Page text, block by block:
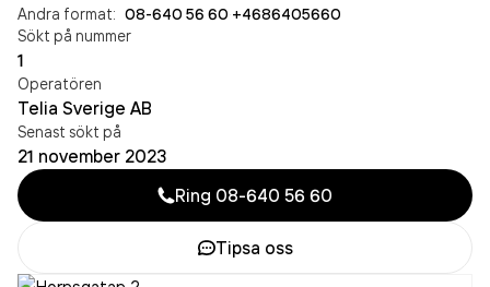
Andra format: 08-640 56 60 +4686405660
Sökt på nummer
1
Operatören
Telia Sverige AB
Senast sökt på
21 november 2023
Ring 08-640 56 60
Tipsa oss